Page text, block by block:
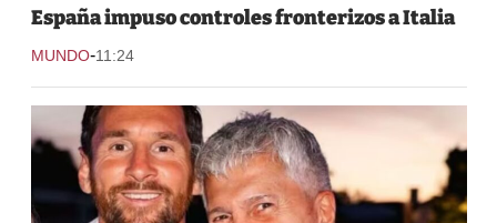
España impuso controles fronterizos a Italia
MUNDO-11:24